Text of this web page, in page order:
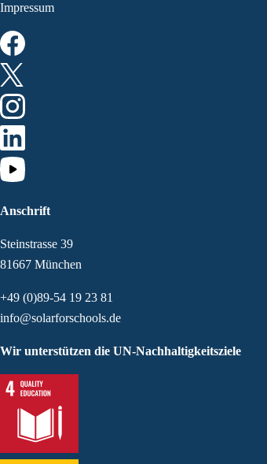
Impressum
Anschrift
Steinstrasse 39
81667 München
+49 (0)89-54 19 23 81
info@solarforschools.de
Wir unterstützen die UN-Nachhaltigkeitsziele